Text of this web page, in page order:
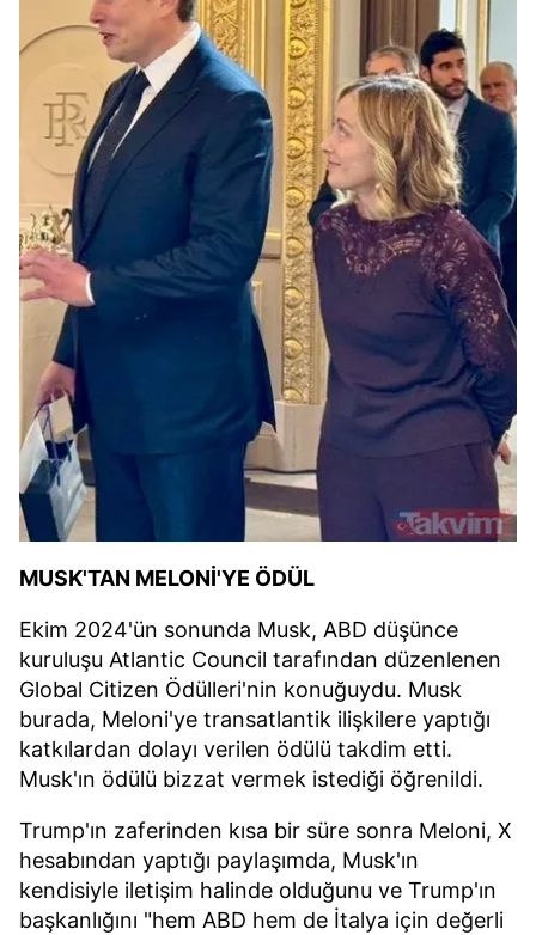
MUSK'TAN MELONİ'YE ÖDÜL
Ekim 2024'ün sonunda Musk, ABD düşünce
kuruluşu Atlantic Council tarafından düzenlenen
Global Citizen Ödülleri'nin konuğuydu. Musk
burada, Meloni'ye transatlantik ilişkilere yaptığı
katkılardan dolayı verilen ödülü takdim etti.
Musk'ın ödülü bizzat vermek istediği öğrenildi.
Trump'ın zaferinden kısa bir süre sonra Meloni, X
hesabından yaptığı paylaşımda, Musk'ın
kendisiyle iletişim halinde olduğunu ve Trump'ın
başkanlığını "hem ABD hem de İtalya için değerli